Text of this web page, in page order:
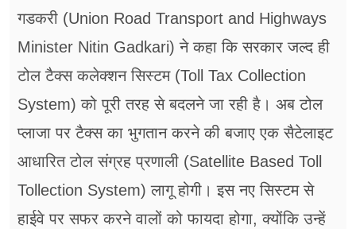
सेहत
ब्‍यूटी
शिक्षा
अन्य खबरें
गडकरी (Union Road Transport and Highways
Minister Nitin Gadkari) ने कहा कि सरकार जल्द ही
टोल टैक्स कलेक्शन सिस्टम (Toll Tax Collection
System) को पूरी तरह से बदलने जा रही है। अब टोल
प्लाजा पर टैक्स का भुगतान करने की बजाए एक सैटेलाइट
आधारित टोल संग्रह प्रणाली (Satellite Based Toll
Tollection System) लागू होगी। इस नए सिस्टम से
हाईवे पर सफर करने वालों को फायदा होगा, क्योंकि उन्हें